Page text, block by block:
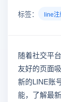
标签： line注
随着社交平
友好的页面
新的LINE账
能，了解最